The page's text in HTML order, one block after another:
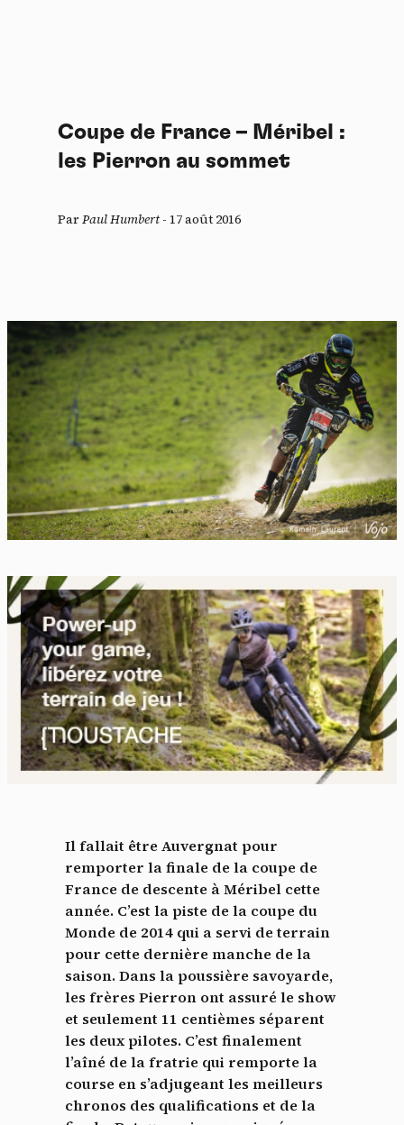
Coupe de France – Méribel :
les Pierron au sommet
ParPaul Humbert- 17 août 2016
Il fallait être Auvergnat pour
remporter la finale de la coupe de
France de descente à Méribel cette
année. C’est la piste de la coupe du
Monde de 2014 qui a servi de terrain
pour cette dernière manche de la
saison. Dans la poussière savoyarde,
les frères Pierron ont assuré le show
et seulement 11 centièmes séparent
les deux pilotes. C’est finalement
l’aîné de la fratrie qui remporte la
course en s’adjugeant les meilleurs
chronos des qualifications et de la